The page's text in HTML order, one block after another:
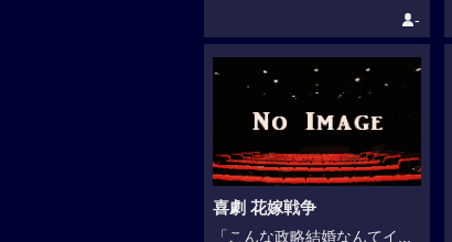
-
喜劇 花嫁戦争
「こんな政略結婚なんてイ...